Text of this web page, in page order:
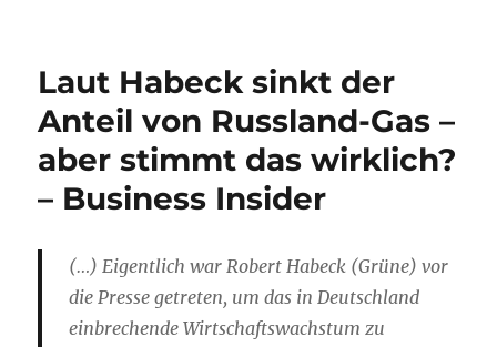
Laut Habeck sinkt der
Anteil von Russland-Gas –
aber stimmt das wirklich?
– Business Insider
(…) Eigentlich war Robert Habeck (Grüne) vor
die Presse getreten, um das in Deutschland
einbrechende Wirtschaftswachstum zu